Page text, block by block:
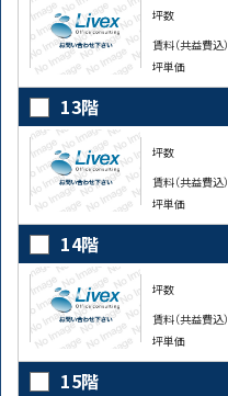
坪数
賃料（共益費込）
坪単価
13階
坪数
賃料（共益費込）
坪単価
14階
坪数
賃料（共益費込）
坪単価
15階